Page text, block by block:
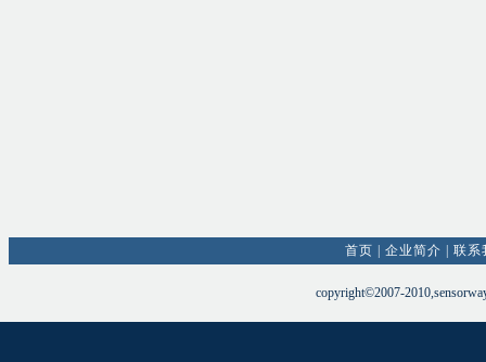
首页 企业简介 联系
copyright©2007-